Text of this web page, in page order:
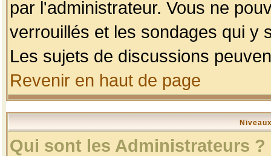
par l'administrateur. Vous ne
verrouillés et les sondages qui y
Les sujets de discussions
Revenir en haut de page
Qui sont les Administrateurs ?